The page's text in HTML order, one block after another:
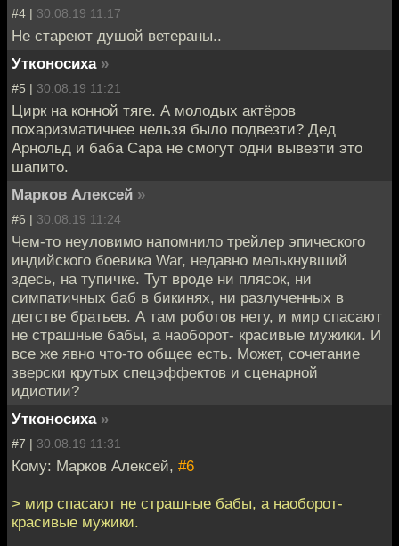
#4 | 30.08.19 11:17
Не стареют душой ветераны..
Утконосиха »
#5 | 30.08.19 11:21
Цирк на конной тяге. А молодых актёров
похаризматичнее нельзя было подвезти? Дед
Арнольд и баба Сара не смогут одни вывезти это
шапито.
Марков Алексей »
#6 | 30.08.19 11:24
Чем-то неуловимо напомнило трейлер эпического
индийского боевика War, недавно мелькнувший
здесь, на тупичке. Тут вроде ни плясок, ни
симпатичных баб в бикинях, ни разлученных в
детстве братьев. А там роботов нету, и мир спасают
не страшные бабы, а наоборот- красивые мужики. И
все же явно что-то общее есть. Может, сочетание
зверски крутых спецэффектов и сценарной
идиотии?
Утконосиха »
#7 | 30.08.19 11:31
Кому: Марков Алексей, #6
> мир спасают не страшные бабы, а наоборот-
красивые мужики.